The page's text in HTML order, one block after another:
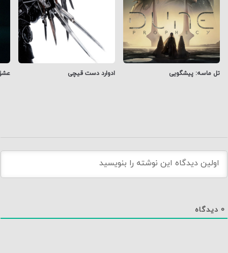
تل ماسه: پیشگویی ادوارد دست ‌قیچی
0 دیدگاه